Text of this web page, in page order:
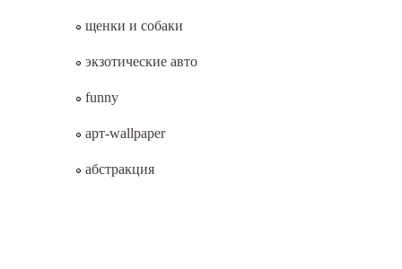
щенки и собаки
экзотические авто
funny
арт-wallpaper
абстракция